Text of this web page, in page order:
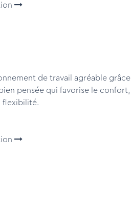
de travail agréable grâce
pensée qui favorise le confort,
flexibilité.